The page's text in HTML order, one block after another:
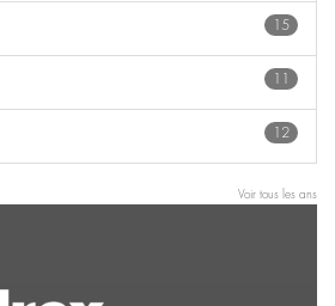
15
11
12
Voir tous les ans